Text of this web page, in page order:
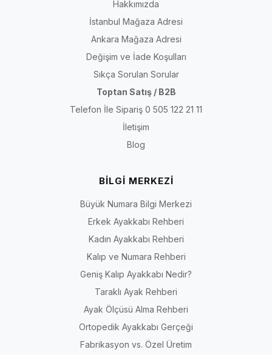
Hakkımızda
İstanbul Mağaza Adresi
Ankara Mağaza Adresi
Değişim ve İade Koşulları
Sıkça Sorulan Sorular
Toptan Satış / B2B
Telefon İle Sipariş 0 505 122 21 11
İletişim
Blog
BİLGİ MERKEZİ
Büyük Numara Bilgi Merkezi
Erkek Ayakkabı Rehberi
Kadın Ayakkabı Rehberi
Kalıp ve Numara Rehberi
Geniş Kalıp Ayakkabı Nedir?
Taraklı Ayak Rehberi
Ayak Ölçüsü Alma Rehberi
Ortopedik Ayakkabı Gerçeği
Fabrikasyon vs. Özel Üretim